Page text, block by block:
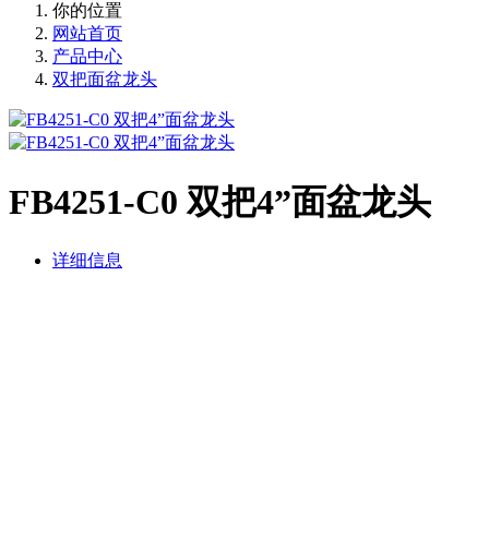
你的位置
网站首页
产品中心
双把面盆龙头
FB4251-C0 双把4”面盆龙头
详细信息